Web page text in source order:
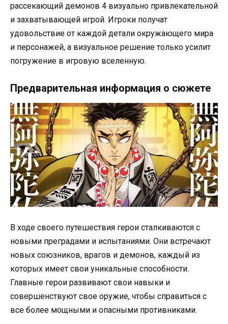
рассекающий демонов 4 визуально привлекательной
и захватывающей игрой. Игроки получат
удовольствие от каждой детали окружающего мира
и персонажей, а визуальное решение только усилит
погружение в игровую вселенную.
Предварительная информация о сюжете
В ходе своего путешествия герои сталкиваются с
новыми преградами и испытаниями. Они встречают
новых союзников, врагов и демонов, каждый из
которых имеет свои уникальные способности.
Главные герои развивают свои навыки и
совершенствуют свое оружие, чтобы справиться с
все более мощными и опасными противниками.